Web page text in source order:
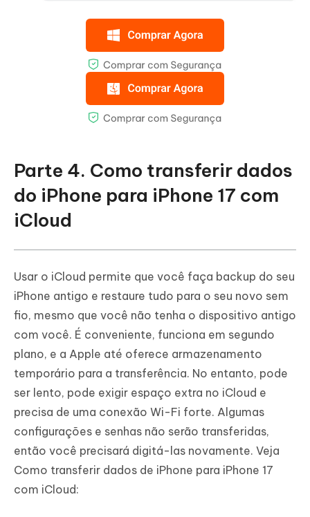
Parte 4. Como transferir dados
do iPhone para iPhone 17 com
iCloud
Usar o iCloud permite que você faça backup do seu
iPhone antigo e restaure tudo para o seu novo sem
fio, mesmo que você não tenha o dispositivo antigo
com você. É conveniente, funciona em segundo
plano, e a Apple até oferece armazenamento
temporário para a transferência. No entanto, pode
ser lento, pode exigir espaço extra no iCloud e
precisa de uma conexão Wi-Fi forte. Algumas
configurações e senhas não serão transferidas,
então você precisará digitá-las novamente. Veja
Como transferir dados de iPhone para iPhone 17
com iCloud: